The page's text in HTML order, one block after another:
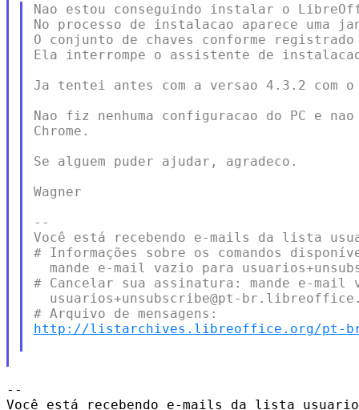
Nao estou conseguindo instalar o
No processo de instalacao aparece uma
O conjunto de chaves conforme
Ela interrompe o assistente de
Ja tentei antes com a versao 4.3.2 com o
Nao fiz nenhuma configuracao do PC e
Chrome.
Se alguem puder ajudar, agradeco.
Wagner
--
Você está recebendo e-mails da lista
# Informações sobre os comandos
mande e-mail vazio para
# Cancelar sua assinatura: mande e-mail
usuarios+unsubscribe@pt-
http://listarchives.libreoffice.org/pt-
--
Você está recebendo e-mails da lista